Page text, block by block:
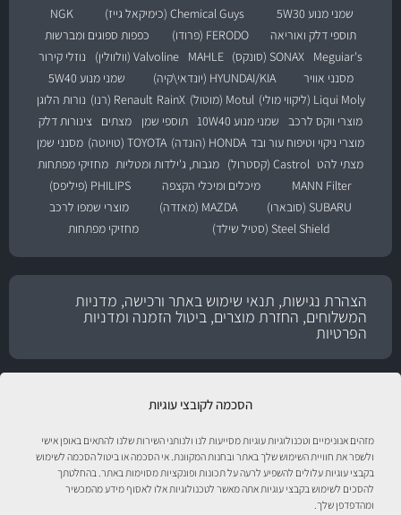
הסכמה לקובצי עוגיות
מזהים אנונימיים וטכנולוגיות עוגיות מסייעות לנו ולנותני השירות שלנו להתאים באופן אישי
ולשפר את חוויית השימוש שלך באתר ובחנות המקוונת. אי הסכמה או ביטול הסכמה לשימוש
בקבצי עוגיות עלולים להשפיע לרעה על תכונות ופונקציות מסוימות באתר. בהחלטתך
להסכים לשימוש בקבצי עוגיות אתה מאשר לטכנולוגיות אלו לאסוף מידע מהמכשיר
ומהדפדפן שלך.
שמני מנוע 5W30 Chemical Guys (כימיקאל גייז)
NGK
תוספי דלק ואוריאה
FERODO (פרודו)
כפפות ספוגים ומברשות
Meguiar's
SONAX (סונקס) MAHLE Valvoline (וולוולין)
נוזלי קירור
מסנני אוויר
HYUNDAI/KIA (יונדאי\קיה)
שמני מנוע 5W40
Liqui Moly (ליקווי מולי)
Motul (מוטול) RainX Renault (רנו)
נורות הלוגן
מוצרי ווקס לרכב
שמני מנוע 10W40 תוספי שמן מצתים
צינורות דלק
מוצרי ניקוי וטיפוח עור ובד HONDA (הונדה) TOYOTA (טויוטה)
מסנני שמן
מצתי להט Castrol (קסטרול) מגבות, ג'ילדות ומטליות מחזיקי מפתחות
MANN Filter
מיכלים ומיכלי הקצפה
PHILIPS (פיליפס)
SUBARU (סובארו)
MAZDA (מאזדה)
מוצרי שמפו לרכב
Steel Shield (סטיל שילד)
מחזיקי מפתחות
הצהרת נגישות, תנאי שימוש באתר ורכישה, מדניות
המשלוחים, החזרת מוצרים, ביטול הזמנה ומדניות
הפרטיות